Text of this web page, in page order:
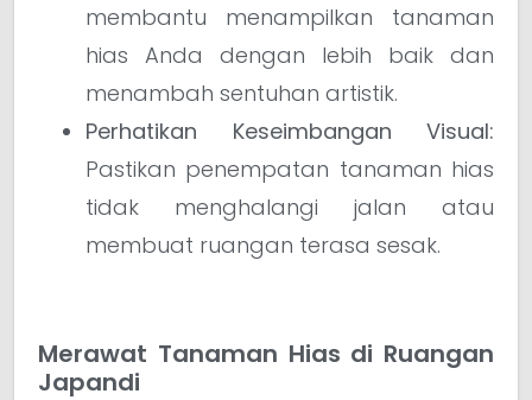
membantu menampilkan tanaman
hias Anda dengan lebih baik dan
menambah sentuhan artistik.
Perhatikan Keseimbangan Visual:
Pastikan penempatan tanaman hias
tidak menghalangi jalan atau
membuat ruangan terasa sesak.
Merawat Tanaman Hias di Ruangan
Japandi